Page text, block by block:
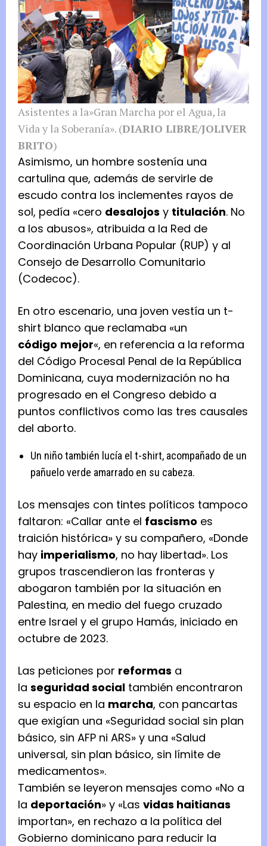
Asistentes a la»Gran Marcha por el Agua, la
Vida y la Soberanía». (DIARIO LIBRE/JOLIVER
BRITO)
Asimismo, un hombre sostenía una
cartulina que, además de servirle de
escudo contra los inclementes rayos de
sol, pedía «cero desalojos y titulación. No
a los abusos», atribuida a la Red de
Coordinación Urbana Popular (RUP) y al
Consejo de Desarrollo Comunitario
(Codecoc).
En otro escenario, una joven vestía un t-
shirt blanco que reclamaba «un
código mejor«, en referencia a la reforma
del Código Procesal Penal de la República
Dominicana, cuya modernización no ha
progresado en el Congreso debido a
puntos conflictivos como las tres causales
del aborto.
Un niño también lucía el t-shirt, acompañado de un
pañuelo verde amarrado en su cabeza.
Los mensajes con tintes políticos tampoco
faltaron: «Callar ante el fascismo es
traición histórica» y su compañero, «Donde
hay imperialismo, no hay libertad». Los
grupos trascendieron las fronteras y
abogaron también por la situación en
Palestina, en medio del fuego cruzado
entre Israel y el grupo Hamás, iniciado en
octubre de 2023.
Las peticiones por reformas a
la seguridad social también encontraron
su espacio en la marcha, con pancartas
que exigían una «Seguridad social sin plan
básico, sin AFP ni ARS» y una «Salud
universal, sin plan básico, sin límite de
medicamentos».
También se leyeron mensajes como «No a
la deportación» y «Las vidas haitianas
importan», en rechazo a la política del
Gobierno dominicano para reducir la